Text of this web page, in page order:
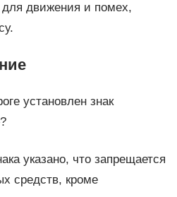
для движения и помех,
установлен знак
указано, что запрещается
средств, кроме